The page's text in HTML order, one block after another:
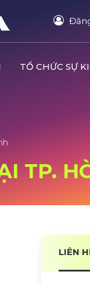
TỔ CHỨC SỰ
TP.
LIÊN